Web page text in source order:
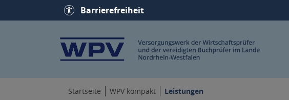
Barrierefreiheit
Startseite WPV kompakt Leistungen